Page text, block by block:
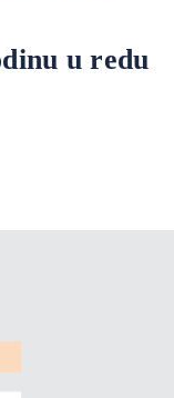
u redu